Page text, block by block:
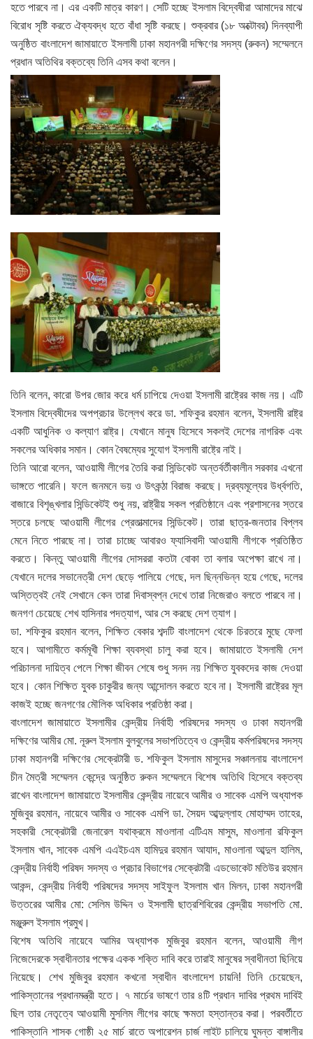
হতে পারবে না। এর একটি মাত্র কারণ। সেটি হচ্ছে ইসলাম বিদ্বেষীরা আমাদের মাঝে
বিরোধ সৃষ্টি করতে ঐক্যবদ্ধ হতে বাঁধা সৃষ্টি করছে। শুক্রবার (১৮ অক্টোবর) দিনব্যাপী
অনুষ্ঠিত বাংলাদেশ জামায়াতে ইসলামী ঢাকা মহানগরী দক্ষিণের সদস্য (রুকন) সম্মেলনে
প্রধান অতিথির বক্তব্যে তিনি এসব কথা বলেন।
তিনি বলেন, কারো উপর জোর করে ধর্ম চাপিয়ে দেওয়া ইসলামী রাষ্ট্রের কাজ নয়। এটি
ইসলাম বিদ্বেষীদের অপপ্রচার উল্লেখ করে ডা. শফিকুর রহমান বলেন, ইসলামী রাষ্ট্র
একটি আধুনিক ও কল্যাণ রাষ্ট্র। যেখানে মানুষ হিসেবে সকলই দেশের নাগরিক এবং
সকলের অধিকার সমান। কোন বৈষম্যের সুযোগ ইসলামী রাষ্ট্রে নাই।
তিনি আরো বলেন, আওয়ামী লীগের তৈরি করা সিন্ডিকেট অন্তর্বর্তীকালীন সরকার এখনো
ভাঙ্গতে পারেনি। ফলে জনমনে ভয় ও উৎকন্ঠা বিরাজ করছে। দ্রব্যমূল্যের উর্ধ্বগতি,
বাজারে বিশৃঙ্খলার সিন্ডিকেটই শুধু নয়, রাষ্ট্রীয় সকল প্রতিষ্ঠানে এবং প্রশাসনের স্তরে
স্তরে চলছে আওয়ামী লীগের প্রেতাত্মাদের সিন্ডিকেট। তারা ছাত্র-জনতার বিপ্লব
মেনে নিতে পারছে না। তারা চাচ্ছে আবারও ফ্যাসিবাদী আওয়ামী লীগকে প্রতিষ্ঠিত
করতে। কিন্তু আওয়ামী লীগের দোসররা কতটা বোকা তা বলার অপেক্ষা রাখে না।
যেখানে দলের সভানেত্রী দেশ ছেড়ে পালিয়ে গেছে, দল ছিন্নভিন্ন হয়ে গেছে, দলের
অস্তিত্বই নেই সেখানে কেন তারা দিবাস্বপ্ন দেখে তারা নিজেরাও বলতে পারবে না।
জনগণ চেয়েছে শেখ হাসিনার পদত্যাগ, আর সে করছে দেশ ত্যাগ।
ডা. শফিকুর রহমান বলেন, শিক্ষিত বেকার শব্দটি বাংলাদেশ থেকে চিরতরে মুছে ফেলা
হবে। আগামীতে কর্মমূখী শিক্ষা ব্যবস্থা চালু করা হবে। জামায়াতে ইসলামী দেশ
পরিচালনা দায়িত্ব পেলে শিক্ষা জীবন শেষে শুধু সনদ নয় শিক্ষিত যুবকদের কাজ দেওয়া
হবে। কোন শিক্ষিত যুবক চাকুরীর জন্য আন্দোলন করতে হবে না। ইসলামী রাষ্ট্রের মূল
কাজই হচ্ছে জনগণের মৌলিক অধিকার প্রতিষ্ঠা করা।
বাংলাদেশ জামায়াতে ইসলামীর কেন্দ্রীয় নির্বাহী পরিষদের সদস্য ও ঢাকা মহানগরী
দক্ষিণের আমীর মো. নূরুল ইসলাম বুলবুলের সভাপতিত্বে ও কেন্দ্রীয় কর্মপরিষদের সদস্য
ঢাকা মহানগরী দক্ষিণের সেক্রেটারী ড. শফিকুল ইসলাম মাসুদের সঞ্চালনায় বাংলাদেশ
চীন মৈত্রী সম্মেলন কেন্দ্রে অনুষ্ঠিত রুকন সম্মেলনে বিশেষ অতিথি হিসেবে বক্তব্য
রাখেন বাংলাদেশ জামায়াতে ইসলামীর কেন্দ্রীয় নায়েবে আমীর ও সাবেক এমপি অধ্যাপক
মুজিবুর রহমান, নায়েবে আমীর ও সাবেক এমপি ডা. সৈয়দ আব্দুল্লাহ মোহাম্মদ তাহের,
সহকারী সেক্রেটারী জেনারেল যথাক্রমে মাওলানা এটিএম মাসুম, মাওলানা রফিকুল
ইসলাম খান, সাবেক এমপি এএইচএম হামিদুর রহমান আযাদ, মাওলানা আব্দুল হালিম,
কেন্দ্রীয় নির্বাহী পরিষদ সদস্য ও প্রচার বিভাগের সেক্রেটারী এডভোকেট মতিউর রহমান
আকন্দ, কেন্দ্রীয় নির্বাহী পরিষদের সদস্য সাইফুল ইসলাম খান মিলন, ঢাকা মহানগরী
উত্তরের আমীর মো: সেলিম উদ্দিন ও ইসলামী ছাত্রশিবিরের কেন্দ্রীয় সভাপতি মো.
মঞ্জুরুল ইসলাম প্রমুখ।
বিশেষ অতিথি নায়েবে আমির অধ্যাপক মুজিবুর রহমান বলেন, আওয়ামী লীগ
নিজেদেরকে স্বাধীনতার পক্ষের একক শক্তি দাবি করে তারাই মানুষের স্বাধীনতা ছিনিয়ে
নিয়েছে। শেখ মুজিবুর রহমান কখনো স্বাধীন বাংলাদেশ চায়নি! তিনি চেয়েছেন,
পাকিস্তানের প্রধানমন্ত্রী হতে। ৭ মার্চের ভাষণে তার ৪টি প্রধান দাবির প্রথম দাবিই
ছিল তার নেতৃত্বে আওয়ামী মুসলিম লীগের কাছে ক্ষমতা হস্তান্তর করা। পরবর্তীতে
পাকিস্তানি শাসক গোষ্ঠী ২৫ মার্চ রাতে অপারেশন চার্জ লাইট চালিয়ে ঘুমন্ত বাঙ্গালীর